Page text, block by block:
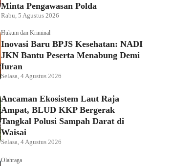
Minta Pengawasan Polda
Rabu, 5 Agustus 2026
Hukum dan Kriminal
Inovasi Baru BPJS Kesehatan: NADI
JKN Bantu Peserta Menabung Demi
Iuran
Selasa, 4 Agustus 2026
Ancaman Ekosistem Laut Raja
Ampat, BLUD KKP Bergerak
Tangkal Polusi Sampah Darat di
Waisai
Selasa, 4 Agustus 2026
Olahraga